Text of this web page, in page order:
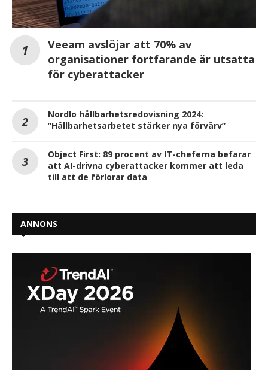
Veeam avslöjar att 70% av
organisationer fortfarande är utsatta
för cyberattacker
Nordlo hållbarhetsredovisning 2024:
”Hållbarhetsarbetet stärker nya förvärv”
Object First: 89 procent av IT-cheferna befarar
att AI-drivna cyberattacker kommer att leda
till att de förlorar data
ANNONS